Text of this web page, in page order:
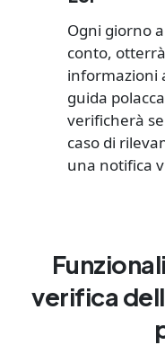
Ogni giorno
conto, otterrà
informazioni
guida
verificherà
caso di
una notifica
verifica